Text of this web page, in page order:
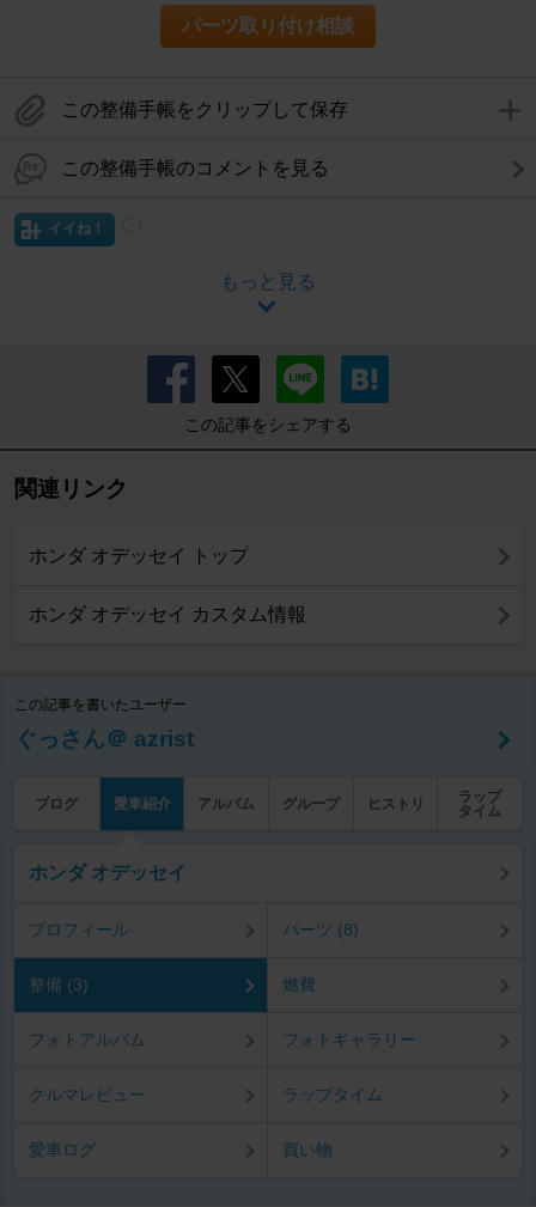
パーツ取り付け相談
この整備手帳をクリップして保存
この整備手帳のコメントを見る
イイね！
もっと見る
この記事をシェアする
関連リンク
ホンダ オデッセイ トップ
ホンダ オデッセイ カスタム情報
この記事を書いたユーザー
ぐっさん＠ azrist
ブログ 愛車紹介 アルバム グループ ヒストリ
ラップ
タイム
ホンダ オデッセイ
プロフィール パーツ (8)
整備 (3) 燃費
フォトアルバム フォトギャラリー
クルマレビュー ラップタイム
愛車ログ 買い物